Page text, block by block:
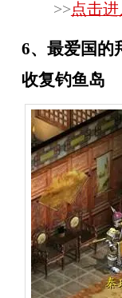
>>点击进
6、最爱国
收复钓鱼岛